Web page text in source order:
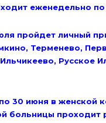
еженедельно по
пройдет личный
Терменево,
Русское
30 июня в женской
больницы проходит